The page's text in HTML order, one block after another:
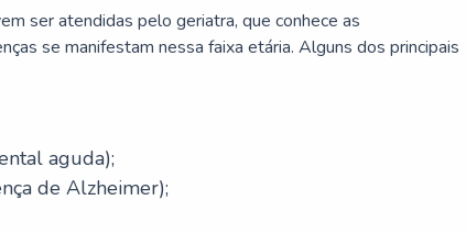
ser atendidas pelo geriatra, que conhece as
se manifestam nessa faixa etária. Alguns dos principais
aguda);
de Alzheimer);